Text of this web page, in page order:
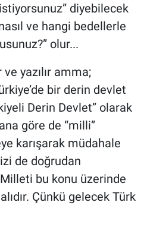
diyebilecek
ve hangi bedellerle
olur...
yazılır amma;
bir derin devlet
Derin Devlet” olarak
göre de “milli”
karışarak müdahale
de doğrudan
bu konu üzerinde
Çünkü gelecek Türk